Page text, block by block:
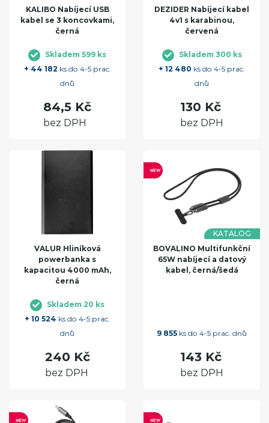
KALIBO Nabíjecí USB
kabel se 3 koncovkami,
černá
Skladem 599 ks
+ 44 182 ks do 4-5 prac.
dnů
84,5 Kč
bez DPH
DEZIDER Nabíjecí kabel
4v1 s karabinou,
červená
Skladem 300 ks
+ 12 480 ks do 4-5 prac.
dnů
130 Kč
bez DPH
VALUR Hliníková
powerbanka s
kapacitou 4000 mAh,
černá
Skladem 20 ks
+ 10 524 ks do 4-5 prac.
dnů
240 Kč
bez DPH
KATALOG
BOVALINO Multifunkční
65W nabíjecí a datový
kabel, černá/šedá
9 855 ks do 4-5 prac. dnů
143 Kč
bez DPH